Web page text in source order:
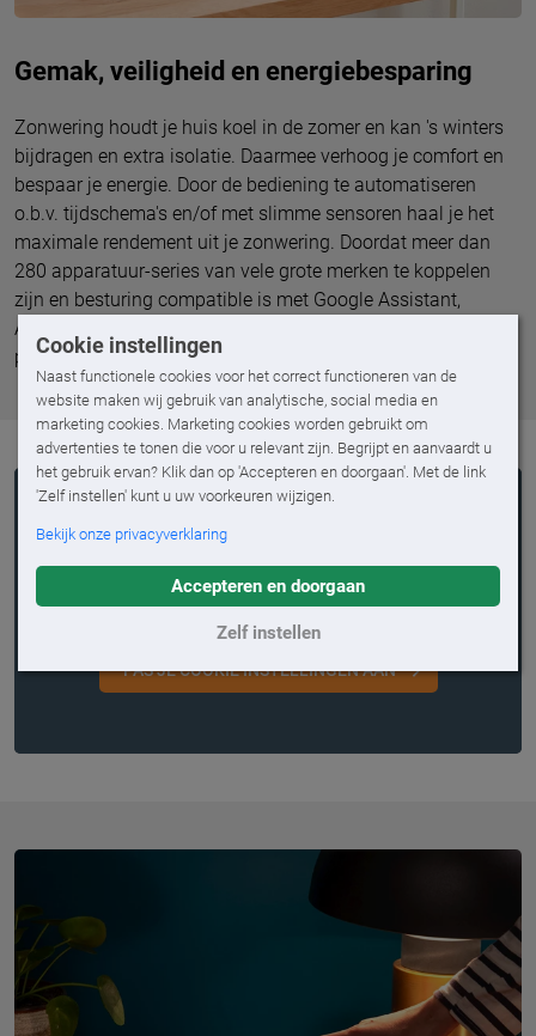
Cookie instellingen
Naast functionele cookies voor het correct functioneren van de
website maken wij gebruik van analytische, social media en
marketing cookies. Marketing cookies worden gebruikt om
advertenties te tonen die voor u relevant zijn. Begrijpt en aanvaardt u
het gebruik ervan? Klik dan op 'Accepteren en doorgaan'. Met de link
'Zelf instellen' kunt u uw voorkeuren wijzigen.
Bekijk onze privacyverklaring
Accepteren en doorgaan
Zelf instellen
Gemak, veiligheid en energiebesparing
Zonwering houdt je huis koel in de zomer en kan 's winters
bijdragen en extra isolatie. Daarmee verhoog je comfort en
bespaar je energie. Door de bediening te automatiseren
o.b.v. tijdschema's en/of met slimme sensoren haal je het
maximale rendement uit je zonwering. Doordat meer dan
280 apparatuur-series van vele grote merken te koppelen
zijn en besturing compatible is met Google Assistant,
Amazon Alexa en Apple HomeKit zijn de mogelijkheden
praktisch grenzeloos!
We willen je hier graag een video laten zien, maar dat
kan alleen als je toestemming geeft voor 'social media'
PAS JE COOKIE INSTELLINGEN AAN